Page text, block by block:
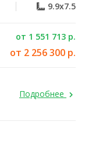
9.9x7.5
от 1 551 713 р.
от 2 256 300 р.
Подробнее